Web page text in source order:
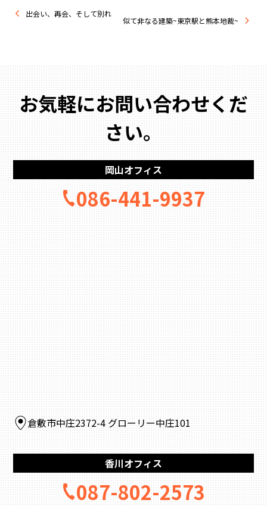
出会い、再会、そして別れ
似て非なる建築~東京駅と熊本地裁~
お気軽にお問い合わせくだ
さい。
岡山オフィス
086-441-9937
倉敷市中庄2372-4 グローリー中庄101
香川オフィス
087-802-2573